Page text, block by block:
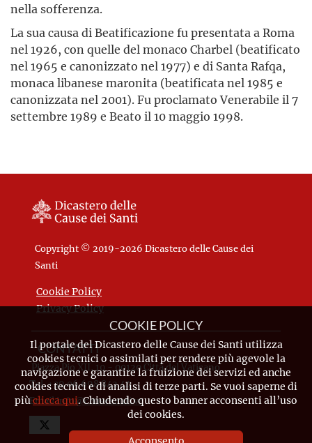
nella sofferenza.
La sua causa di Beatificazione fu presentata a Roma
nel 1926, con quelle del monaco Charbel (beatificato
nel 1965 e canonizzato nel 1977) e di Santa Rafqa,
monaca libanese maronita (beatificata nel 1985 e
canonizzata nel 2001). Fu proclamato Venerabile il 7
settembre 1989 e Beato il 10 maggio 1998.
Copyright © 2019-2026 Dicastero delle Cause dei
Santi
Cookie Policy
Privacy Policy
CONTATTI
Piazza Pio XII, 10 - 00120 Città del Vaticano
Tel. +39.06.698.842.44
Emailinfo@causesanti.va
COOKIE POLICY
Il portale del Dicastero delle Cause dei Santi utilizza
cookies tecnici o assimilati per rendere più agevole la
navigazione e garantire la fruizione dei servizi ed anche
cookies tecnici e di analisi di terze parti. Se vuoi saperne di
piùclicca qui. Chiudendo questo banner acconsenti all’uso
dei cookies.